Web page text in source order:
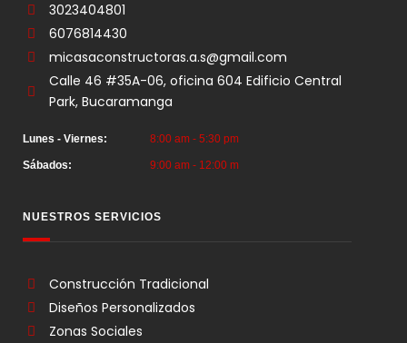
3023404801
6076814430
micasaconstructoras.a.s@gmail.com
Calle 46 #35A-06, oficina 604 Edificio Central
Park, Bucaramanga
Lunes - Viernes: 8:00 am - 5:30 pm
Sábados: 9:00 am - 12:00 m
NUESTROS SERVICIOS
Construcción Tradicional
Diseños Personalizados
Zonas Sociales